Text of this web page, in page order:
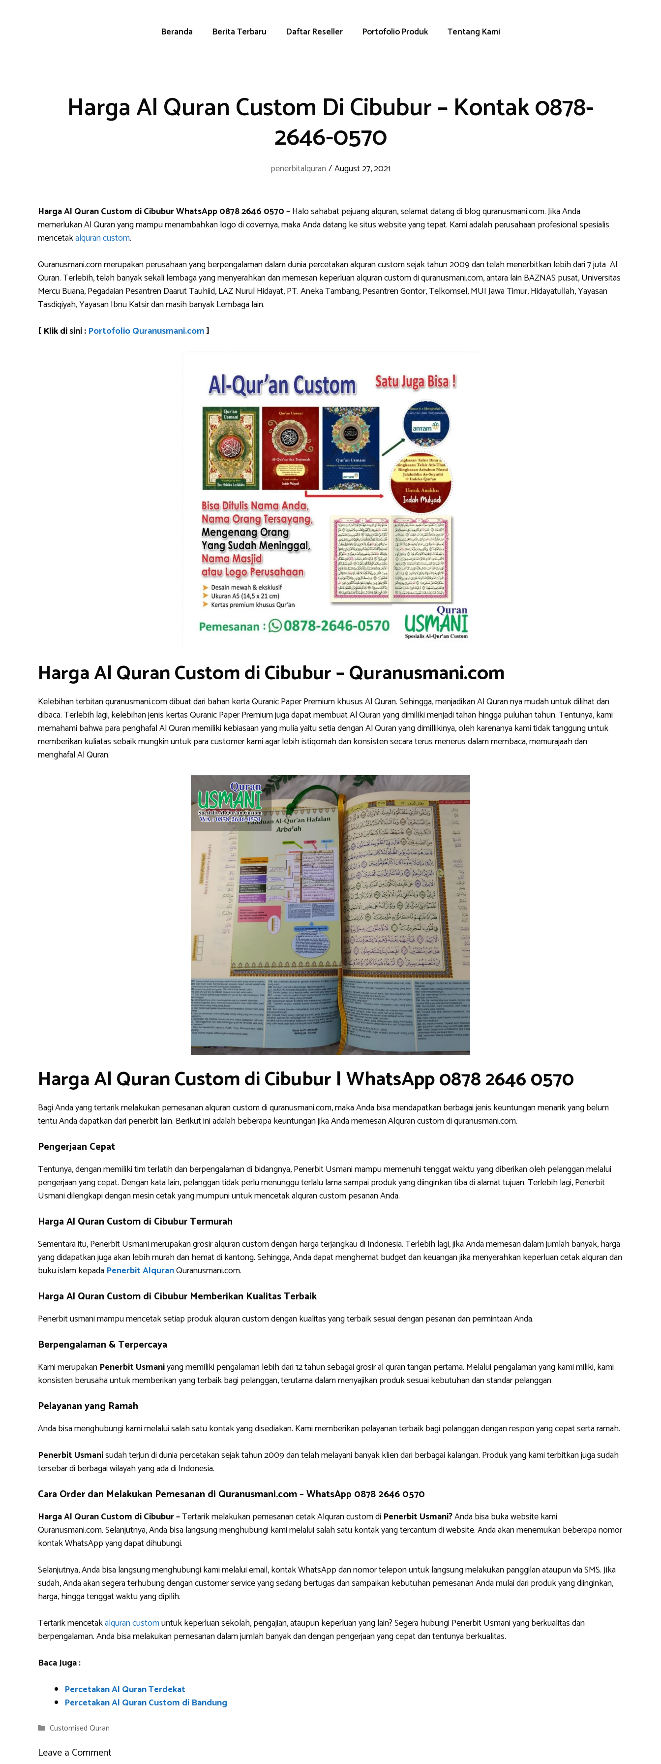
Beranda Berita Terbaru Daftar Reseller Portofolio Produk Tentang Kami
Harga Al Quran Custom Di Cibubur – Kontak 0878-
2646-0570
penerbitalquran /August 27, 2021
Harga Al Quran Custom di Cibubur WhatsApp 0878 2646 0570– Halo sahabat pejuang alquran, selamat datang di blog quranusmani.com. Jika Anda
memerlukan Al Quran yang mampu menambahkan logo di covernya, maka Anda datang ke situs website yang tepat. Kami adalah perusahaan profesional spesialis
mencetakalquran custom.
Quranusmani.com merupakan perusahaan yang berpengalaman dalam dunia percetakan alquran custom sejak tahun 2009 dan telah menerbitkan lebih dari 7 juta Al
Quran. Terlebih, telah banyak sekali lembaga yang menyerahkan dan memesan keperluan alquran custom di quranusmani.com, antara lain BAZNAS pusat, Universitas
Mercu Buana, Pegadaian Pesantren Daarut Tauhiid, LAZ Nurul Hidayat, PT. Aneka Tambang, Pesantren Gontor, Telkomsel, MUI Jawa Timur, Hidayatullah, Yayasan
Tasdiqiyah, Yayasan Ibnu Katsir dan masih banyak Lembaga lain.
[ Klik di sini : Portofolio Quranusmani.com]
Harga Al Quran Custom di Cibubur – Quranusmani.com
Kelebihan terbitan quranusmani.com dibuat dari bahan kerta Quranic Paper Premium khusus Al Quran. Sehingga, menjadikan Al Quran nya mudah untuk dilihat dan
dibaca. Terlebih lagi, kelebihan jenis kertas Quranic Paper Premium juga dapat membuat Al Quran yang dimiliki menjadi tahan hingga puluhan tahun. Tentunya, kami
memahami bahwa para penghafal Al Quran memiliki kebiasaan yang mulia yaitu setia dengan Al Quran yang dimillikinya, oleh karenanya kami tidak tanggung untuk
memberikan kuliatas sebaik mungkin untuk para customer kami agar lebih istiqomah dan konsisten secara terus menerus dalam membaca, memurajaah dan
menghafal Al Quran.
Harga Al Quran Custom di Cibubur | WhatsApp 0878 2646 0570
Bagi Anda yang tertarik melakukan pemesanan alquran custom di quranusmani.com, maka Anda bisa mendapatkan berbagai jenis keuntungan menarik yang belum
tentu Anda dapatkan dari penerbit lain. Berikut ini adalah beberapa keuntungan jika Anda memesan Alquran custom di quranusmani.com.
Pengerjaan Cepat
Tentunya, dengan memiliki tim terlatih dan berpengalaman di bidangnya, Penerbit Usmani mampu memenuhi tenggat waktu yang diberikan oleh pelanggan melalui
pengerjaan yang cepat. Dengan kata lain, pelanggan tidak perlu menunggu terlalu lama sampai produk yang diinginkan tiba di alamat tujuan. Terlebih lagi, Penerbit
Usmani dilengkapi dengan mesin cetak yang mumpuni untuk mencetak alquran custom pesanan Anda.
Harga Al Quran Custom di Cibubur Termurah
Sementara itu, Penerbit Usmani merupakan grosir alquran custom dengan harga terjangkau di Indonesia. Terlebih lagi, jika Anda memesan dalam jumlah banyak, harga
yang didapatkan juga akan lebih murah dan hemat di kantong. Sehingga, Anda dapat menghemat budget dan keuangan jika menyerahkan keperluan cetak alquran dan
buku islam kepada Penerbit AlquranQuranusmani.com.
Harga Al Quran Custom di Cibubur Memberikan Kualitas Terbaik
Penerbit usmani mampu mencetak setiap produk alquran custom dengan kualitas yang terbaik sesuai dengan pesanan dan permintaan Anda.
Berpengalaman & Terpercaya
Kami merupakan Penerbit Usmaniyang memiliki pengalaman lebih dari 12 tahun sebagai grosir al quran tangan pertama. Melalui pengalaman yang kami miliki, kami
konsisten berusaha untuk memberikan yang terbaik bagi pelanggan, terutama dalam menyajikan produk sesuai kebutuhan dan standar pelanggan.
Pelayanan yang Ramah
Anda bisa menghubungi kami melalui salah satu kontak yang disediakan. Kami memberikan pelayanan terbaik bagi pelanggan dengan respon yang cepat serta ramah.
Penerbit Usmanisudah terjun di dunia percetakan sejak tahun 2009 dan telah melayani banyak klien dari berbagai kalangan. Produk yang kami terbitkan juga sudah
tersebar di berbagai wilayah yang ada di Indonesia.
Cara Order dan Melakukan Pemesanan di Quranusmani.com –WhatsApp 0878 2646 0570
Harga Al Quran Custom di Cibubur –Tertarik melakukan pemesanan cetak Alquran custom di Penerbit Usmani?Anda bisa buka website kami
Quranusmani.com. Selanjutnya, Anda bisa langsung menghubungi kami melalui salah satu kontak yang tercantum di website. Anda akan menemukan beberapa nomor
kontak WhatsApp yang dapat dihubungi.
Selanjutnya, Anda bisa langsung menghubungi kami melalui email, kontak WhatsApp dan nomor telepon untuk langsung melakukan panggilan ataupun via SMS. Jika
sudah, Anda akan segera terhubung dengan customer service yang sedang bertugas dan sampaikan kebutuhan pemesanan Anda mulai dari produk yang diinginkan,
harga, hingga tenggat waktu yang dipilih.
Tertarik mencetakalquran customuntuk keperluan sekolah, pengajian, ataupun keperluan yang lain? Segera hubungi Penerbit Usmani yang berkualitas dan
berpengalaman. Anda bisa melakukan pemesanan dalam jumlah banyak dan dengan pengerjaan yang cepat dan tentunya berkualitas.
Baca Juga :
Percetakan Al Quran Terdekat
Percetakan Al Quran Custom di Bandung
Categories
Customised Quran
Leave a Comment